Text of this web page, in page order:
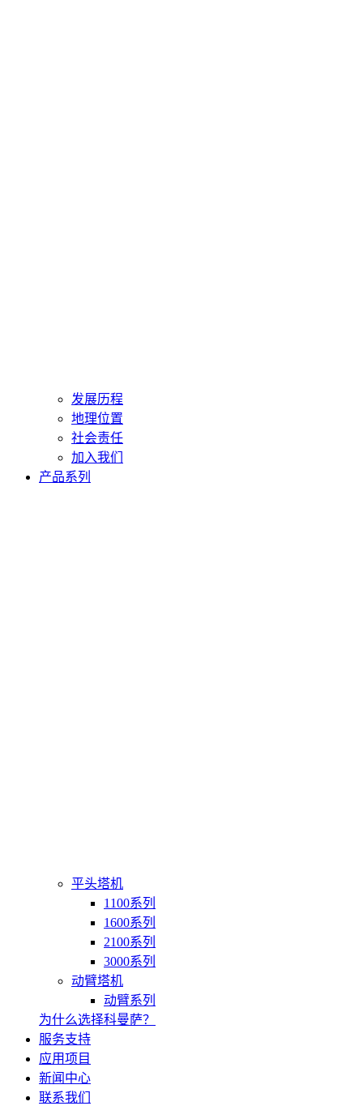
发展历程
地理位置
社会责任
加入我们
产品系列
平头塔机
1100系列
1600系列
2100系列
3000系列
动臂塔机
动臂系列
为什么选择科曼萨？
服务支持
应用项目
新闻中心
联系我们